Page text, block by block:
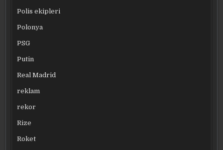
Polis ekipleri
Polonya
PSG
Putin
Real Madrid
reklam
rekor
Rize
Roket